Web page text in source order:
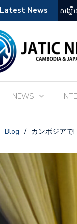
Latest News
ប៉ុន ពិព័រ
NEWS
Blog / カンボジアで